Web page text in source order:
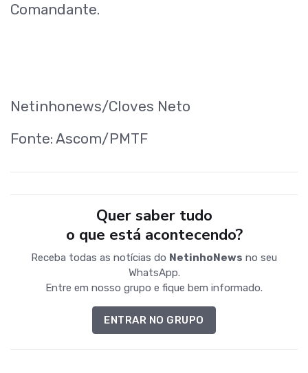
Comandante.
Netinhonews/Cloves Neto
Fonte: Ascom/PMTF
Quer saber tudo
o que está acontecendo?
Receba todas as notícias do NetinhoNews no seu
WhatsApp.
Entre em nosso grupo e fique bem informado.
ENTRAR NO GRUPO